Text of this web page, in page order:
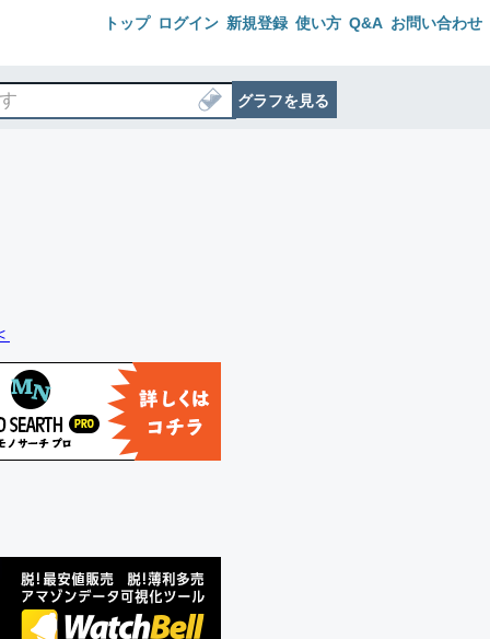
トップ ログイン 新規登録 使い方 Q&A お問い合わせ
グラフを見る